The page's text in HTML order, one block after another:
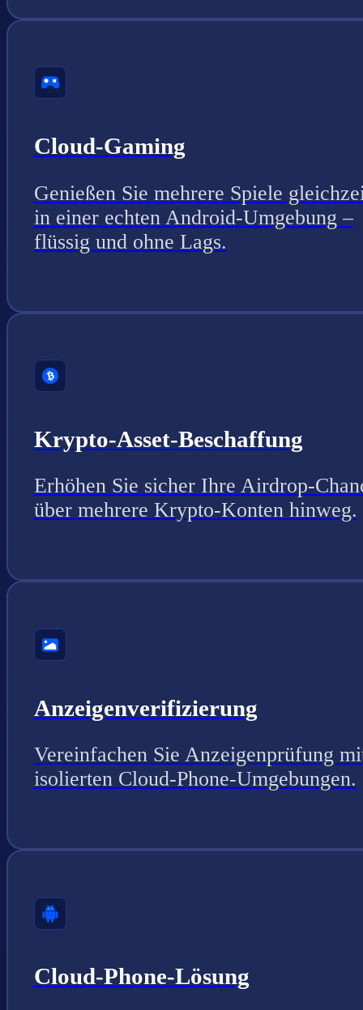
Cloud-Gaming
Genießen Sie mehrere Spiele
in einer echten Android-Umgebung –
flüssig und ohne Lags.
Krypto-Asset-Beschaffung
Erhöhen Sie sicher Ihre Airdrop-
über mehrere Krypto-Konten hinweg.
Anzeigenverifizierung
Vereinfachen Sie Anzeigenprüfung
isolierten Cloud-Phone-Umgebungen.
Cloud-Phone-Lösung